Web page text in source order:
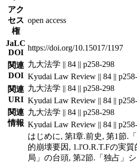
アク
セス
権
open access
JaLC
DOI
https://doi.org/10.15017/1197
関連
DOI
九大法学 || 84 || p258-298
Kyudai Law Review || 84 ||
関連
URI
九大法学 || 84 || p258-298
Kyudai Law Review || 84 ||
関連
情報
九大法学 || 84 || p258-298
Kyudai Law Review || 84 ||
はじめに, 第I章.前史, 第1節.
的崩壊要因, 1.l'O.R.T.Fの実
局」の台頭, 第2節.「独占」